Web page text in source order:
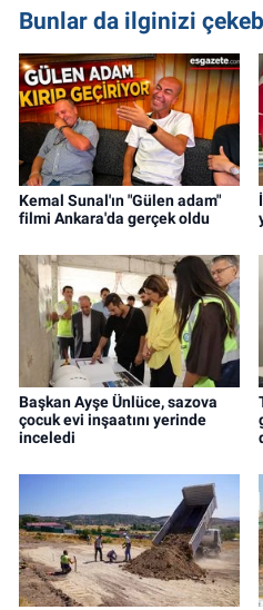
Bunlar da ilginizi
Kemal Sunal'ın "Gülen adam"
filmi Ankara'da gerçek oldu
Başkan Ayşe Ünlüce, sazova
çocuk evi inşaatını yerinde
inceledi